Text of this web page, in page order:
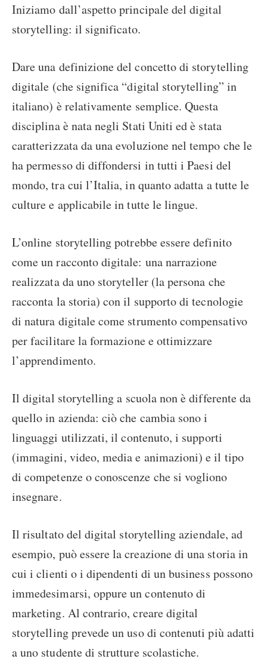
Iniziamo dall’aspetto principale del digital
storytelling: il significato.
Dare una definizione del concetto di storytelling
digitale (che significa “digital storytelling” in
italiano) è relativamente semplice. Questa
disciplina è nata negli Stati Uniti ed è stata
caratterizzata da una evoluzione nel tempo che le
ha permesso di diffondersi in tutti i Paesi del
mondo, tra cui l’Italia, in quanto adatta a tutte le
culture e applicabile in tutte le lingue.
L’online storytelling potrebbe essere definito
come un racconto digitale: una narrazione
realizzata da uno storyteller (la persona che
racconta la storia) con il supporto di tecnologie
di natura digitale come strumento compensativo
per facilitare la formazione e ottimizzare
l’apprendimento.
Il digital storytelling a scuola non è differente da
quello in azienda: ciò che cambia sono i
linguaggi utilizzati, il contenuto, i supporti
(immagini, video, media e animazioni) e il tipo
di competenze o conoscenze che si vogliono
insegnare.
Il risultato del digital storytelling aziendale, ad
esempio, può essere la creazione di una storia in
cui i clienti o i dipendenti di un business possono
immedesimarsi, oppure un contenuto di
marketing. Al contrario, creare digital
storytelling prevede un uso di contenuti più adatti
a uno studente di strutture scolastiche.